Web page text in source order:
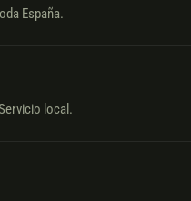
España.
local.